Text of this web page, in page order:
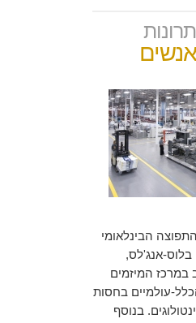
אנשים
הבינלאומי
בלוס-אנג'לס,
במרכז המיזמים
עולמיים בחסות
בנוסף